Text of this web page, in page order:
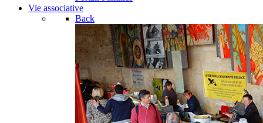
Vie associative
Back